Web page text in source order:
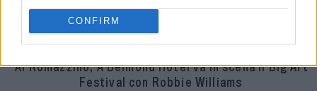
CONFIRM
Al Romazzino, A Belmond Hotel va in scena il Big Art
Festival con Robbie Williams